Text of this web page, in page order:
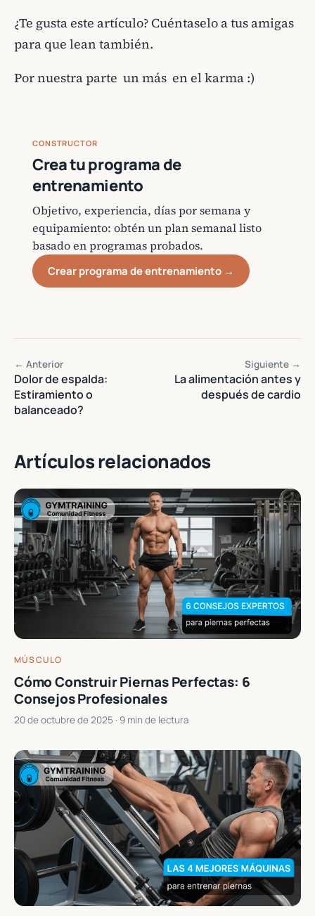
¿Te gusta este artículo? Cuéntaselo a tus amigas
para que lean también.
Por nuestra parte un más en el karma :)
CONSTRUCTOR
Crea tu programa de
entrenamiento
Objetivo, experiencia, días por semana y
equipamiento: obtén un plan semanal listo
basado en programas probados.
Crear programa de entrenamiento →
← Anterior
Dolor de espalda:
Estiramiento o
balanceado?
Siguiente →
La alimentación antes y
después de cardio
Artículos relacionados
MÚSCULO
Cómo Construir Piernas Perfectas: 6
Consejos Profesionales
20 de octubre de 2025 · 9 min de lectura